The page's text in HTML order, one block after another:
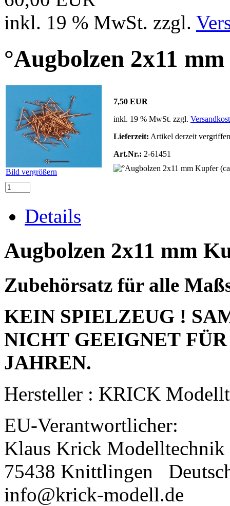
inkl. 19 % MwSt. zzgl.
°Augbolzen 2x11
Bild vergrößern
7,50 EUR
inkl. 19 % MwSt. zzgl.
Lieferzeit: Artikel derzeit
Art.Nr.: 2-61451
Details
Augbolzen 2x11 mm
Zubehörsatz für alle
KEIN SPIELZEUG !
NICHT GEEIGNET
JAHREN.
Hersteller : KRICK
EU-Verantwortlicher:
Klaus Krick Modelltechnik
75438 Knittlingen
info@krick-modell.de